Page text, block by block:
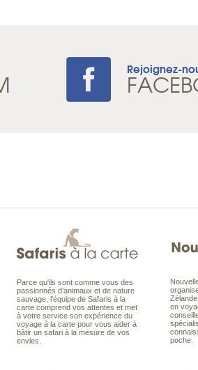
Rejoignez-
Parce qu'ils sont comme vous des
passionnés d’animaux et de nature
sauvage, l'équipe de Safaris à la
carte comprend vos attentes et met
à votre service son expérience du
voyage à la carte pour vous aider à
bâtir un safari à la mesure de vos
envies.
en
poche.